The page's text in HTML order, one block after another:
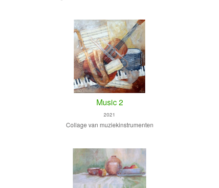
Music 2
2021
Collage van muziekinstrumenten